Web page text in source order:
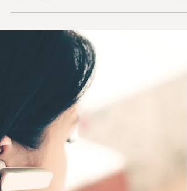
AIは建築家の感性に取って代わるのではなく、そ
創造性を最大限に引き出し、科学的根拠に基づい
た最適な答えを導き出す「超有能なパートナー」
として、建築デザインの世界に静かな革命を起こ